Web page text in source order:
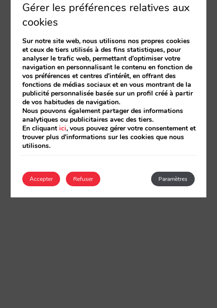
Gérer les préférences relatives aux
cookies
Sur notre site web, nous utilisons nos propres cookies
et ceux de tiers utilisés à des fins statistiques, pour
analyser le trafic web, permettant d'optimiser votre
navigation en personnalisant le contenu en fonction de
vos préférences et centres d'intérêt, en offrant des
fonctions de médias sociaux et en vous montrant de la
publicité personnalisée basée sur un profil créé à partir
de vos habitudes de navigation.
Nous pouvons également partager des informations
analytiques ou publicitaires avec des tiers.
En cliquantici, vous pouvez gérer votre consentement et
trouver plus d'informations sur les cookies que nous
utilisons.
Accepter Paramètres
Refuser